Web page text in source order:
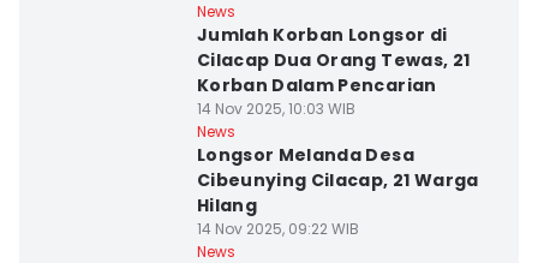
News
Jumlah Korban Longsor di
Cilacap Dua Orang Tewas, 21
Korban Dalam Pencarian
14 Nov 2025, 10:03 WIB
News
Longsor Melanda Desa
Cibeunying Cilacap, 21 Warga
Hilang
14 Nov 2025, 09:22 WIB
News